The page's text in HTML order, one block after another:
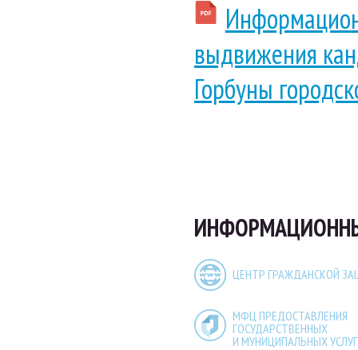
выдвижения
Горбуны
ЦЕНТР ГРАЖДАНСКОЙ
МФЦ ПРЕДОСТАВЛЕНИЯ
ГОСУДАРСТВЕННЫХ
И МУНИЦИПАЛЬНЫХ УСЛУГ